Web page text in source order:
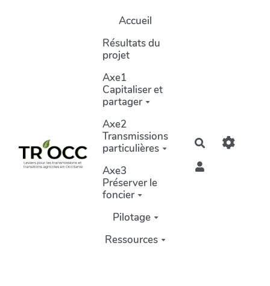
Aller au contenu principalAccueil
Résultats du
projet
Axe1
Capitaliser et
partager
Axe2
Transmissions
particulières
Axe3
Préserver le
foncier
Pilotage
Ressources
Rechercher